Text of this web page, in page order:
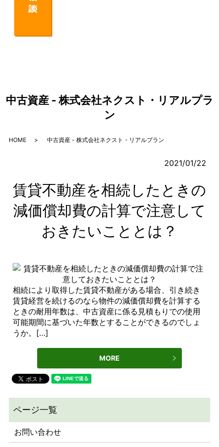
中古資産 - 株式会社ネクスト・リアルプラ
ン
HOME 中古資産 - 株式会社ネクスト・リアルプラン
2021/01/22
賃貸不動産を相続したときの
減価償却費の計算で注意して
おきたいこととは？
相続により取得した賃貸不動産がある場合、引き続き
賃貸経営を続けるのなら物件の減価償却費を計算する
ときの耐用年数は、中古資産に係る見積もりでの使用
可能期間に基づいた年数とすることができるのでしょ
うか。[…]
MORE
お問い合わせ